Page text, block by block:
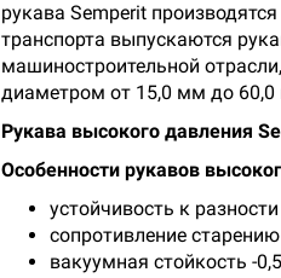
рукава Semperit
транспорта выпускаются
машиностроительной
диаметром от 15,0 мм до
Рукава высокого давления
Особенности рукавов
устойчивость к
сопротивление
вакуумная стойкость -